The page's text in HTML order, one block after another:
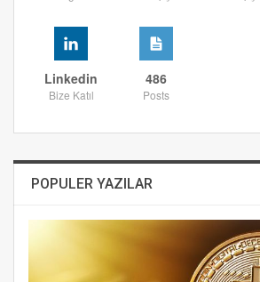
Linkedin
Bize Katıl
486
Posts
POPULER YAZILAR